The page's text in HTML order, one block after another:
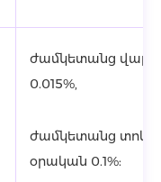
ժամկետանց
0.015%,
ժամկետանց
օրական 0.1%: